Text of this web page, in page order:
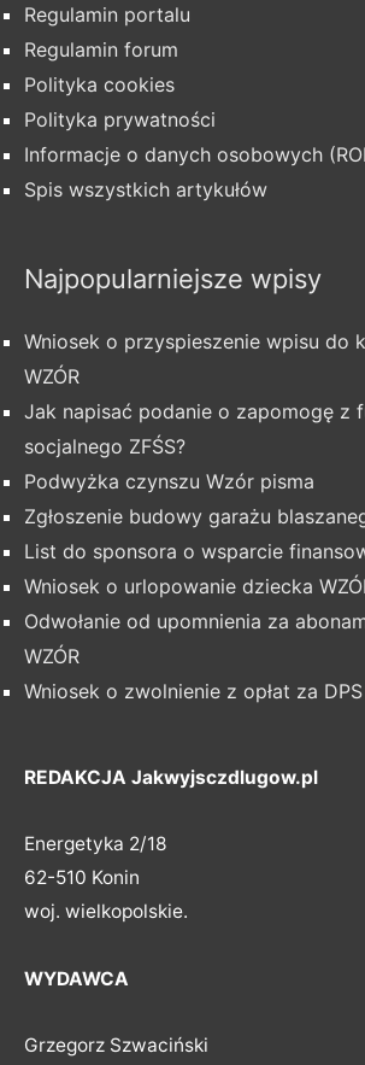
Regulamin portalu
Regulamin forum
Polityka cookies
Polityka prywatności
Informacje o danych osobowych
Spis wszystkich artykułów
Najpopularniejsze wpisy
Wniosek o przyspieszenie wpisu do
WZÓR
Jak napisać podanie o zapomogę z
socjalnego ZFŚS?
Podwyżka czynszu Wzór pisma
Zgłoszenie budowy garażu
List do sponsora o wsparcie
Wniosek o urlopowanie dziecka
Odwołanie od upomnienia za
WZÓR
Wniosek o zwolnienie z opłat za DPS
REDAKCJA Jakwyjsczdlugow.pl
Energetyka 2/18
62-510 Konin
woj. wielkopolskie.
WYDAWCA
Grzegorz Szwaciński